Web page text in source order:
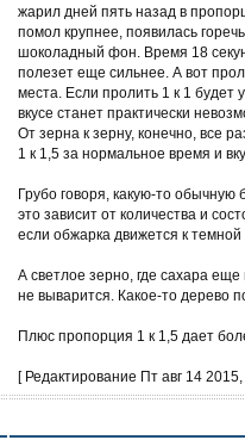
жарил дней пять назад в
помол крупнее, появилась
шоколадный фон. Время 18
полезет еще сильнее. А вот
места. Если пролить 1 к 1 будет
вкусе станет практически
От зерна к зерну, конечно, все
1 к 1,5 за нормальное время и
Грубо говоря, какую-то
это зависит от количества и
если обжарка движется к темной
А светлое зерно, где сахара
не выварится. Какое-то дерево
Плюс пропорция 1 к 1,5 дает
[ Редактирование Пт авг 14